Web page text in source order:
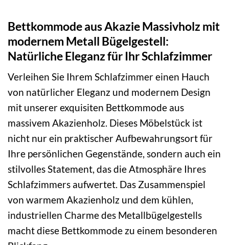
Bettkommode aus Akazie Massivholz mit
modernem Metall Bügelgestell:
Natürliche Eleganz für Ihr Schlafzimmer
Verleihen Sie Ihrem Schlafzimmer einen Hauch
von natürlicher Eleganz und modernem Design
mit unserer exquisiten Bettkommode aus
massivem Akazienholz. Dieses Möbelstück ist
nicht nur ein praktischer Aufbewahrungsort für
Ihre persönlichen Gegenstände, sondern auch ein
stilvolles Statement, das die Atmosphäre Ihres
Schlafzimmers aufwertet. Das Zusammenspiel
von warmem Akazienholz und dem kühlen,
industriellen Charme des Metallbügelgestells
macht diese Bettkommode zu einem besonderen